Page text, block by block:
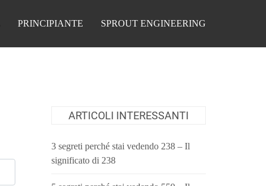
PRINCIPIANTE SPROUT ENGINEERING
ARTICOLI INTERESSANTI
3 segreti perché stai vedendo 238 – Il
significato di 238